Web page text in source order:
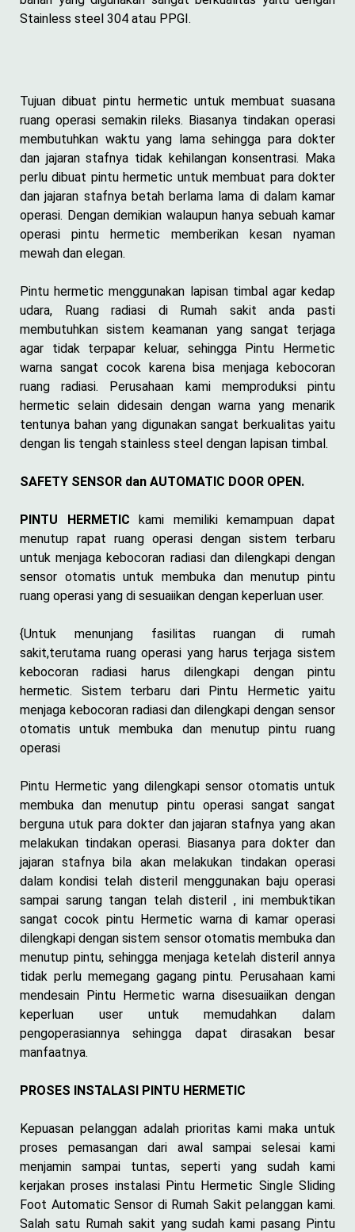
Stainless steel 304 atau PPGI.
Tujuan dibuat pintu hermetic untuk membuat suasana
ruang operasi semakin rileks. Biasanya tindakan operasi
membutuhkan waktu yang lama sehingga para dokter
dan jajaran stafnya tidak kehilangan konsentrasi. Maka
perlu dibuat pintu hermetic untuk membuat para dokter
dan jajaran stafnya betah berlama lama di dalam kamar
operasi. Dengan demikian walaupun hanya sebuah kamar
operasi pintu hermetic memberikan kesan nyaman
mewah dan elegan.
Pintu hermetic menggunakan lapisan timbal agar kedap
udara, Ruang radiasi di Rumah sakit anda pasti
membutuhkan sistem keamanan yang sangat terjaga
agar tidak terpapar keluar, sehingga Pintu Hermetic
warna sangat cocok karena bisa menjaga kebocoran
ruang radiasi. Perusahaan kami memproduksi pintu
hermetic selain didesain dengan warna yang menarik
tentunya bahan yang digunakan sangat berkualitas yaitu
dengan lis tengah stainless steel dengan lapisan timbal.
SAFETY SENSOR dan AUTOMATIC DOOR OPEN.
PINTU HERMETIC kami memiliki kemampuan dapat
menutup rapat ruang operasi dengan sistem terbaru
untuk menjaga kebocoran radiasi dan dilengkapi dengan
sensor otomatis untuk membuka dan menutup pintu
ruang operasi yang di sesuaiikan dengan keperluan user.
{Untuk menunjang fasilitas ruangan di rumah
sakit,terutama ruang operasi yang harus terjaga sistem
kebocoran radiasi harus dilengkapi dengan pintu
hermetic. Sistem terbaru dari Pintu Hermetic yaitu
menjaga kebocoran radiasi dan dilengkapi dengan sensor
otomatis untuk membuka dan menutup pintu ruang
operasi
Pintu Hermetic yang dilengkapi sensor otomatis untuk
membuka dan menutup pintu operasi sangat sangat
berguna utuk para dokter dan jajaran stafnya yang akan
melakukan tindakan operasi. Biasanya para dokter dan
jajaran stafnya bila akan melakukan tindakan operasi
dalam kondisi telah disteril menggunakan baju operasi
sampai sarung tangan telah disteril , ini membuktikan
sangat cocok pintu Hermetic warna di kamar operasi
dilengkapi dengan sistem sensor otomatis membuka dan
menutup pintu, sehingga menjaga ketelah disteril annya
tidak perlu memegang gagang pintu. Perusahaan kami
mendesain Pintu Hermetic warna disesuaiikan dengan
keperluan user untuk memudahkan dalam
pengoperasiannya sehingga dapat dirasakan besar
manfaatnya.
PROSES INSTALASI PINTU HERMETIC
Kepuasan pelanggan adalah prioritas kami maka untuk
proses pemasangan dari awal sampai selesai kami
menjamin sampai tuntas, seperti yang sudah kami
kerjakan proses instalasi Pintu Hermetic Single Sliding
Foot Automatic Sensor di Rumah Sakit pelanggan kami.
Salah satu Rumah sakit yang sudah kami pasang Pintu